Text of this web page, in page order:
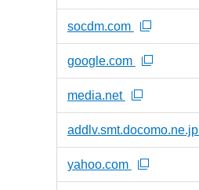
socdm.com
google.com
media.net
addlv.smt.docomo.ne.jp
yahoo.com